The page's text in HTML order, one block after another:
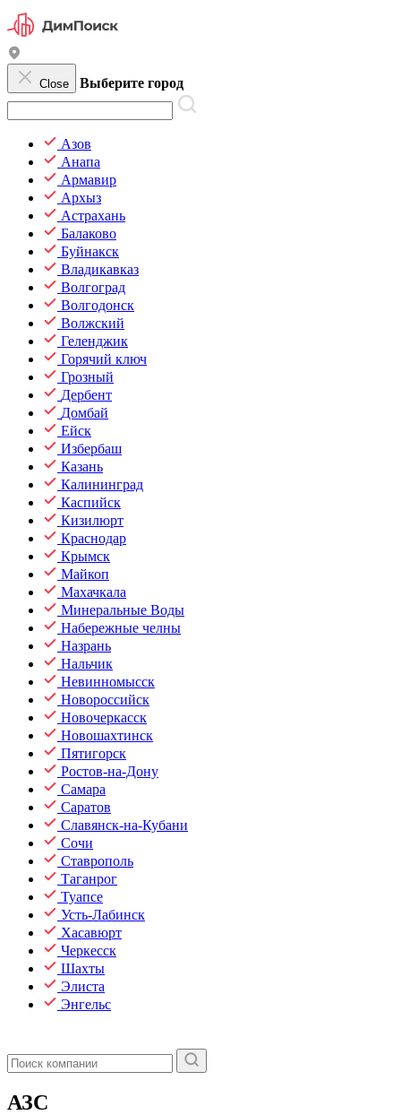
Close Выберите город
Азов
Анапа
Армавир
Архыз
Астрахань
Балаково
Буйнакск
Владикавказ
Волгоград
Волгодонск
Волжский
Геленджик
Горячий ключ
Грозный
Дербент
Домбай
Ейск
Избербаш
Казань
Калининград
Каспийск
Кизилюрт
Краснодар
Крымск
Майкоп
Махачкала
Минеральные Воды
Набережные челны
Назрань
Нальчик
Невинномысск
Новороссийск
Новочеркасск
Новошахтинск
Пятигорск
Ростов-на-Дону
Самара
Саратов
Славянск-на-Кубани
Сочи
Ставрополь
Таганрог
Туапсе
Усть-Лабинск
Хасавюрт
Черкесск
Шахты
Элиста
Энгельс
АЗС